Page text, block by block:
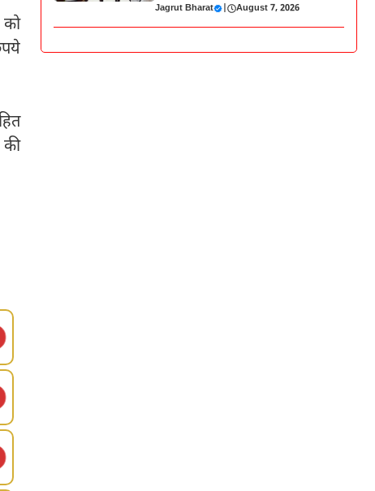
की
Jagrut Bharat | August 7, 2026